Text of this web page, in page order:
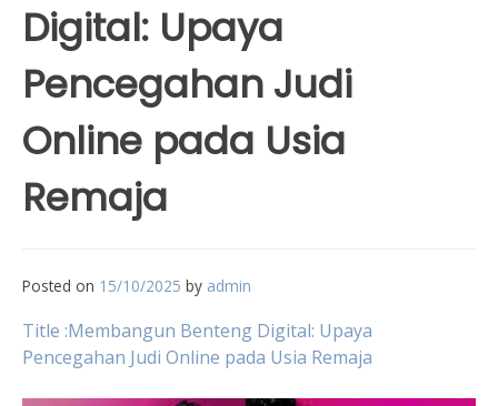
Digital: Upaya
Pencegahan Judi
Online pada Usia
Remaja
Posted on 15/10/2025 by admin
Title :Membangun Benteng Digital: Upaya
Pencegahan Judi Online pada Usia Remaja